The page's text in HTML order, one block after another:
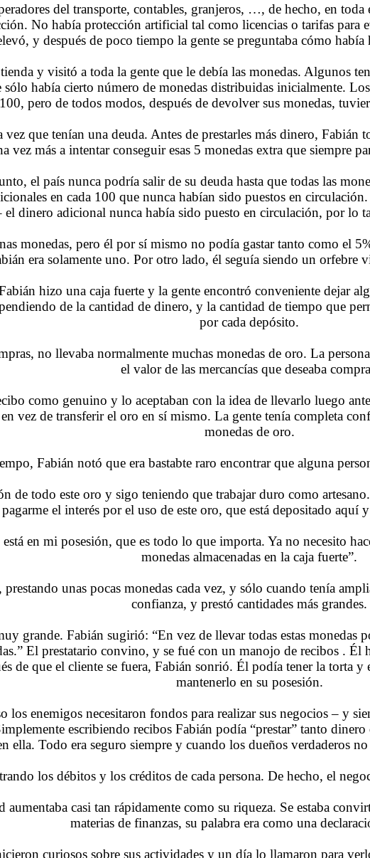
del transporte, contables, granjeros, …, de hecho, en toda
No había protección artificial tal como licencias o tarifas para
y después de poco tiempo la gente se preguntaba cómo había
y visitó a toda la gente que le debía las monedas. Algunos
sólo había cierto número de monedas distribuidas inicialmente.
pero de todos modos, después de devolver sus monedas,
que tenían una deuda. Antes de prestarles más dinero, Fabián
vez más a intentar conseguir esas 5 monedas extra que siempre
el país nunca podría salir de su deuda hasta que todas las
en cada 100 que nunca habían sido puestos en
el dinero adicional nunca había sido puesto en circulación, por lo
monedas, pero él por sí mismo no podía gastar tanto como el
era solamente uno. Por otro lado, él seguía siendo un orfebre
hizo una caja fuerte y la gente encontró conveniente dejar
de la cantidad de dinero, y la cantidad de tiempo que
por cada depósito.
no llevaba normalmente muchas monedas de oro. La
el valor de las mercancías que deseaba
como genuino y lo aceptaban con la idea de llevarlo luego
vez de transferir el oro en sí mismo. La gente tenía completa
monedas de oro.
Fabián notó que era bastabte raro encontrar que alguna
de todo este oro y sigo teniendo que trabajar duro como
el interés por el uso de este oro, que está depositado aquí
en mi posesión, que es todo lo que importa. Ya no necesito
monedas almacenadas en la caja fuerte”.
unas pocas monedas cada vez, y sólo cuando tenía
confianza, y prestó cantidades más grandes.
grande. Fabián sugirió: “En vez de llevar todas estas monedas
El prestatario convino, y se fué con un manojo de recibos .
de que el cliente se fuera, Fabián sonrió. Él podía tener la torta
mantenerlo en su posesión.
los enemigos necesitaron fondos para realizar sus negocios – y
escribiendo recibos Fabián podía “prestar” tanto
ella. Todo era seguro siempre y cuando los dueños verdaderos
los débitos y los créditos de cada persona. De hecho, el
casi tan rápidamente como su riqueza. Se estaba
materias de finanzas, su palabra era como una
curiosos sobre sus actividades y un día lo llamaron para